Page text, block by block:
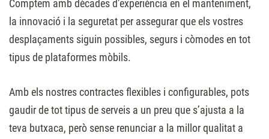
Comptem amb dècades d’experiència en el manteniment,
la innovació i la seguretat per assegurar que els vostres
desplaçaments siguin possibles, segurs i còmodes en tot
tipus de plataformes mòbils.
Amb els nostres contractes flexibles i configurables, pots
gaudir de tot tipus de serveis a un preu que s’ajusta a la
teva butxaca, però sense renunciar a la millor qualitat a